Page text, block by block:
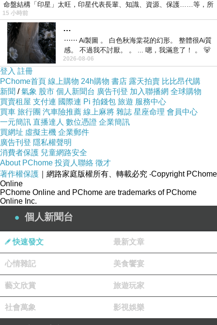
命盤結構「印星」太旺，印星代表長輩、知識、資源、保護……等，所
15 小時前
…
⋯⋯ Ai製圖 。 白色秋海棠花的幻形。 整體很Ai質
感。 不過我不討厭。 。 ... 嗯，我滿意了！ 。 🐻
昨中
2026-08-06
登入 註冊
PChome首頁 線上購物 24h購物 書店 露天拍賣 比比昂代購
新聞 /氣象 股市 個人新聞台 廣告刊登 加入聯播網 全球購物
買賣租屋 支付連 國際連 Pi 拍錢包 旅遊 服務中心
買車 旅行團 汽車險推薦 線上麻將 雜誌 星座命理 會員中心
一元簡訊 直播達人 數位憑證 企業簡訊
買網址 虛擬主機 企業郵件
廣告刊登 隱私權聲明
消費者保護 兒童網路安全
About PChome 投資人聯絡 徵才
著作權保護 ｜網路家庭版權所有、轉載必究 ‧Copyright PChome
Online
PChome Online and PChome are trademarks of PChome
Online Inc.
個人新聞台
快速發文 最新文章
心情雜記 美食饗宴
藝文欣賞 旅遊玩家
社會萬象 影視娛樂